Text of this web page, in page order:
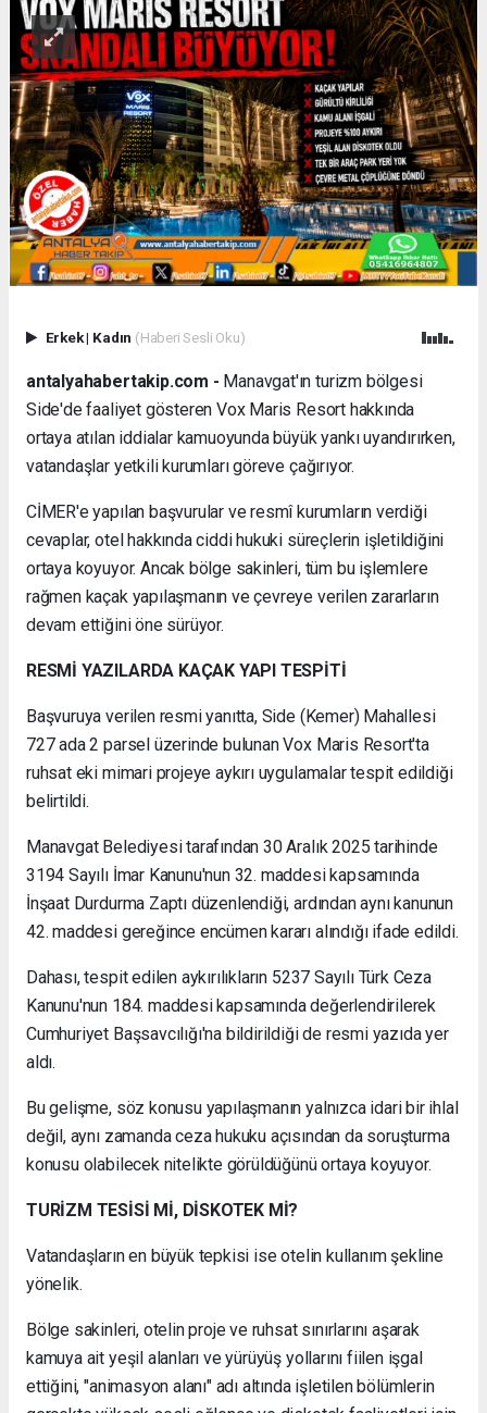
Erkek| Kadın (Haberi Sesli Oku)
antalyahabertakip.com - Manavgat'ın turizm bölgesi
Side'de faaliyet gösteren Vox Maris Resort hakkında
ortaya atılan iddialar kamuoyunda büyük yankı uyandırırken,
vatandaşlar yetkili kurumları göreve çağırıyor.
CİMER'e yapılan başvurular ve resmî kurumların verdiği
cevaplar, otel hakkında ciddi hukuki süreçlerin işletildiğini
ortaya koyuyor. Ancak bölge sakinleri, tüm bu işlemlere
rağmen kaçak yapılaşmanın ve çevreye verilen zararların
devam ettiğini öne sürüyor.
RESMİ YAZILARDA KAÇAK YAPI TESPİTİ
Başvuruya verilen resmi yanıtta, Side (Kemer) Mahallesi
727 ada 2 parsel üzerinde bulunan Vox Maris Resort'ta
ruhsat eki mimari projeye aykırı uygulamalar tespit edildiği
belirtildi.
Manavgat Belediyesi tarafından 30 Aralık 2025 tarihinde
3194 Sayılı İmar Kanunu'nun 32. maddesi kapsamında
İnşaat Durdurma Zaptı düzenlendiği, ardından aynı kanunun
42. maddesi gereğince encümen kararı alındığı ifade edildi.
Dahası, tespit edilen aykırılıkların 5237 Sayılı Türk Ceza
Kanunu'nun 184. maddesi kapsamında değerlendirilerek
Cumhuriyet Başsavcılığı'na bildirildiği de resmi yazıda yer
aldı.
Bu gelişme, söz konusu yapılaşmanın yalnızca idari bir ihlal
değil, aynı zamanda ceza hukuku açısından da soruşturma
konusu olabilecek nitelikte görüldüğünü ortaya koyuyor.
TURİZM TESİSİ Mİ, DİSKOTEK Mİ?
Vatandaşların en büyük tepkisi ise otelin kullanım şekline
yönelik.
Bölge sakinleri, otelin proje ve ruhsat sınırlarını aşarak
kamuya ait yeşil alanları ve yürüyüş yollarını fiilen işgal
ettiğini, "animasyon alanı" adı altında işletilen bölümlerin